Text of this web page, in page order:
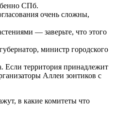
СПб.
очень сложны,
— заверьте, что этого
министр городского
Если территория принадлежит
Аллеи зонтиков с
в какие комитеты что